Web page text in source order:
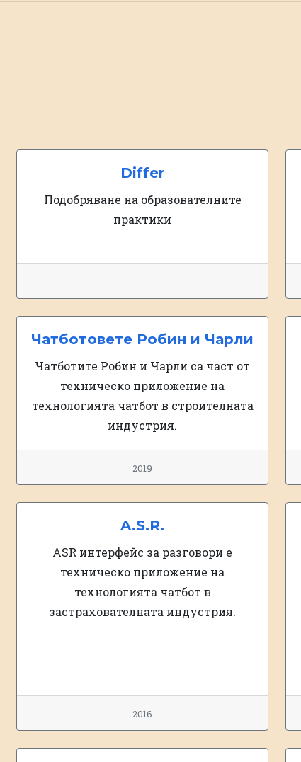
Differ
Подобряване на образователните
практики
-
Чатботовете Робин и Чарли
Чатботите Робин и Чарли са част от
техническо приложение на
технологията чатбот в строителната
индустрия.
2019
A.S.R.
ASR интерфейс за разговори е
техническо приложение на
технологията чатбот в
застрахователната индустрия.
2016